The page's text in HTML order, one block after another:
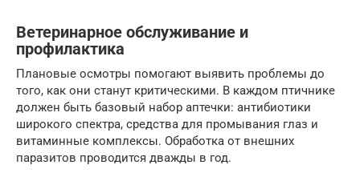
Ветеринарное обслуживание и
профилактика
Плановые осмотры помогают выявить проблемы до
того, как они станут критическими. В каждом птичнике
должен быть базовый набор аптечки: антибиотики
широкого спектра, средства для промывания глаз и
витаминные комплексы. Обработка от внешних
паразитов проводится дважды в год.